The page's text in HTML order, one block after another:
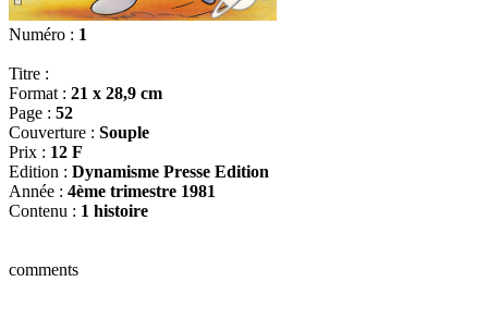
Numéro : 1
Titre :
Format : 21 x 28,9 cm
Page : 52
Couverture : Souple
Prix : 12 F
Edition : Dynamisme Presse Edition
Année : 4ème trimestre 1981
Contenu : 1 histoire
comments